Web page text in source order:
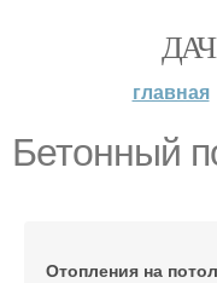
главная
Бетонный
Отопления на